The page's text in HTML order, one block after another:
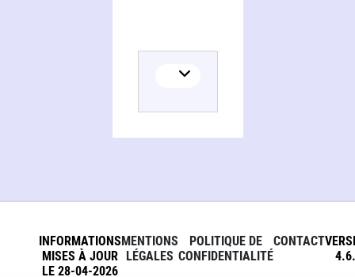
INFORMATIONS
MISES À JOUR
LE 28-04-2026
MENTIONS
LÉGALES
POLITIQUE DE
CONFIDENTIALITÉ
CONTACT